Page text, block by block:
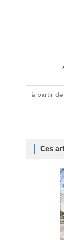
à partir de
Ces